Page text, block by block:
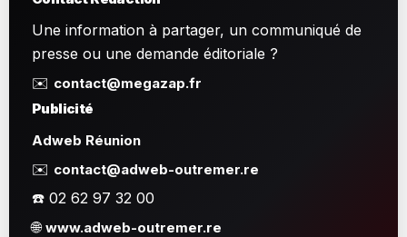
Une information à partager, un communiqué de
presse ou une demande éditoriale ?
✉️ contact@megazap.fr
Publicité
Adweb Réunion
✉️ contact@adweb-outremer.re
☎️ 02 62 97 32 00
🌐www.adweb-outremer.re